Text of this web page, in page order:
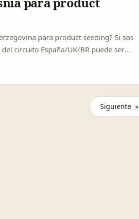
para product seeding? Si sos
circuito España/UK/BR puede ser
largo en YouTube: reviews
real, perfecto para product
Siguiente »